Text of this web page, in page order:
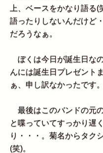
上、ベースをかなり語る
語ったりしないんだけど
だろうなぁ。
ぼくは今日が誕生日な
んには誕生日プレゼント
ぁ、申し訳なかったです。
最後はこのバンドの元
と喋っていてすっかり遅
り・・・。菊名からタク
(笑)。